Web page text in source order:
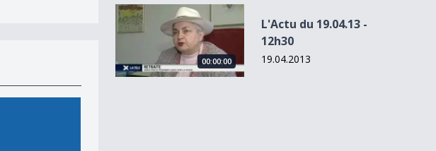
L&#039;Actu du 19.04.13 - 12h30
00:00:00
L'Actu du 19.04.13 -
12h30
19.04.2013